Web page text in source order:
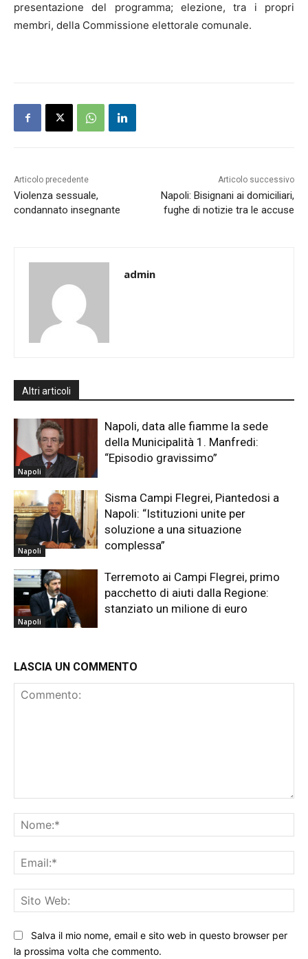
presentazione del programma; elezione, tra i propri
membri, della Commissione elettorale comunale.
Articolo precedente
Violenza sessuale,
condannato insegnante
Articolo successivo
Napoli: Bisignani ai domiciliari,
fughe di notizie tra le accuse
admin
Altri articoli
Napoli
Napoli, data alle fiamme la sede
della Municipalità 1. Manfredi:
“Episodio gravissimo”
Napoli
Sisma Campi Flegrei, Piantedosi a
Napoli: “Istituzioni unite per
soluzione a una situazione
complessa”
Napoli
Terremoto ai Campi Flegrei, primo
pacchetto di aiuti dalla Regione:
stanziato un milione di euro
LASCIA UN COMMENTO
Salva il mio nome, email e sito web in questo browser per
la prossima volta che commento.